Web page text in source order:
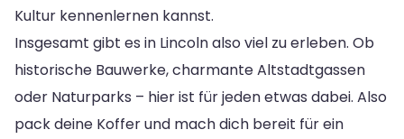
Kultur kennenlernen kannst.
Insgesamt gibt es in Lincoln also viel zu erleben. Ob
historische Bauwerke, charmante Altstadtgassen
oder Naturparks – hier ist für jeden etwas dabei. Also
pack deine Koffer und mach dich bereit für ein